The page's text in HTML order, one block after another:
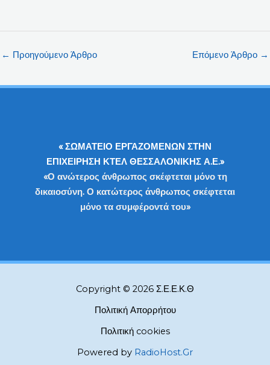
← Προηγούμενο Άρθρο Επόμενο Άρθρο →
« ΣΩΜΑΤΕΙΟ ΕΡΓΑΖΟΜΕΝΩΝ ΣΤΗΝ
ΕΠΙΧΕΙΡΗΣΗ ΚΤΕΛ ΘΕΣΣΑΛΟΝΙΚΗΣ Α.Ε.»
«Ο ανώτερος άνθρωπος σκέφτεται μόνο τη
δικαιοσύνη. Ο κατώτερος άνθρωπος σκέφτεται
μόνο τα συμφέροντά του»
Copyright © 2026 Σ.Ε.Ε.Κ.Θ
Πολιτική Απορρήτου
Πολιτική cookies
Powered by RadioHost.Gr